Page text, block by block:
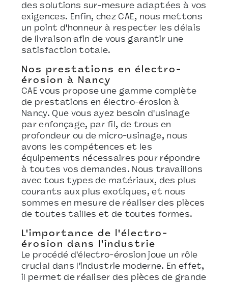
des solutions sur-mesure adaptées à vos
exigences. Enfin, chez CAE, nous mettons
un point d'honneur à respecter les délais
de livraison afin de vous garantir une
satisfaction totale.
Nos prestations en électro-
érosion à Nancy
CAE vous propose une gamme complète
de prestations en électro-érosion à
Nancy. Que vous ayez besoin d'usinage
par enfonçage, par fil, de trous en
profondeur ou de micro-usinage, nous
avons les compétences et les
équipements nécessaires pour répondre
à toutes vos demandes. Nous travaillons
avec tous types de matériaux, des plus
courants aux plus exotiques, et nous
sommes en mesure de réaliser des pièces
de toutes tailles et de toutes formes.
L'importance de l'électro-
érosion dans l'industrie
Le procédé d'électro-érosion joue un rôle
crucial dans l'industrie moderne. En effet,
il permet de réaliser des pièces de grande